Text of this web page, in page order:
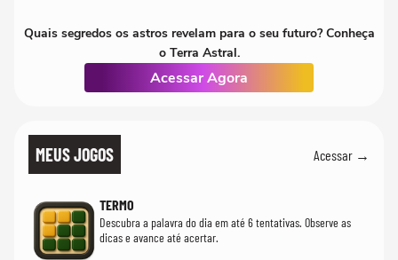
Quais segredos os astros revelam para o seu futuro? Conheça
o Terra Astral.
Acessar Agora
MEUS JOGOS Acessar →
TERMO
Descubra a palavra do dia em até 6 tentativas. Observe as
dicas e avance até acertar.